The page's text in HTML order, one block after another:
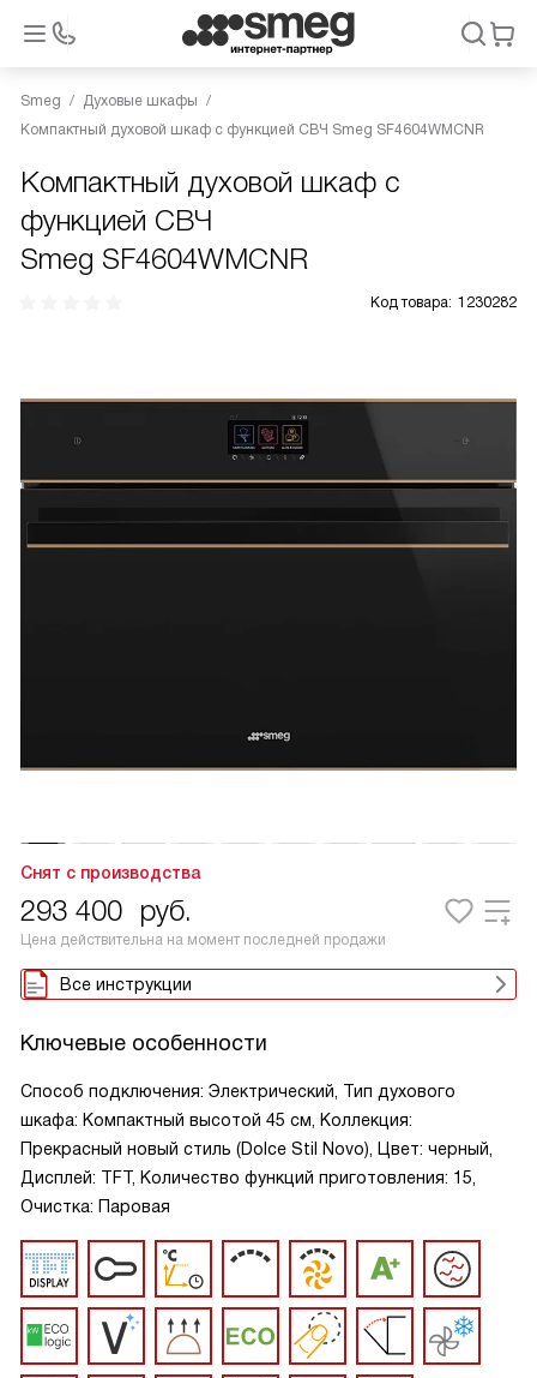
Smeg
Духовые шкафы
Компактный духовой шкаф с функцией СВЧ Smeg SF4604WMCNR
Компактный духовой шкаф с
функцией СВЧ
Smeg SF4604WMCNR
Код товара: 1230282
Снят с производства
293 400 руб.
Цена действительна на момент последней продажи
Все инструкции
Ключевые особенности
Способ подключения: Электрический, Тип духового
шкафа: Компактный высотой 45 см, Коллекция:
Прекрасный новый стиль (Dolce Stil Novo), Цвет: черный,
Дисплей: TFT, Количество функций приготовления: 15,
Очистка: Паровая